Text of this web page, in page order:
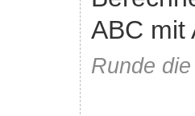
ABC mit
Runde